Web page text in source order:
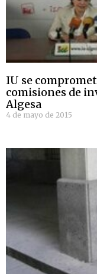
IU se
comisiones de
Algesa
4 de mayo de 2015